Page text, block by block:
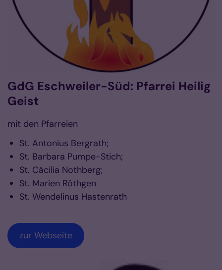
GdG Eschweiler-Süd: Pfarrei Heilig
Geist
mit den Pfarreien
St. Antonius Bergrath;
St. Barbara Pumpe-Stich;
St. Cäcilia Nothberg;
St. Marien Röthgen
St. Wendelinus Hastenrath
zur Webseite